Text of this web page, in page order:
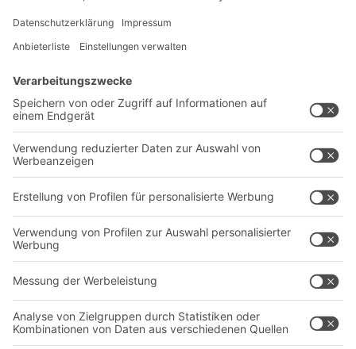
Lösungen
Intralogistiklösungen
Behältersysteme
Regalsysteme
Transportsysteme
Dienstleistungen
Kontaktformular
Unternehmen
Über uns
Produktionsstandorte
Karriere
Follow us